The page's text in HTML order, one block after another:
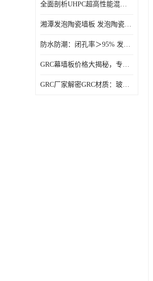
全面剖析UHPC超高性能混凝土：优势显著，劣势何在？
湘潭发泡陶瓷墙板 发泡陶瓷装饰构件 轻质高强：密度低但抗压强度高
防水防潮：闭孔率＞95% 发泡陶瓷装饰构件 南阳发泡陶瓷厂家
GRC幕墙板价格大揭秘，专业厂家报价助您轻松掌控预算
GRC厂家解密GRC材质：玻璃纤维与水泥复合，创新建筑新选择